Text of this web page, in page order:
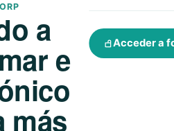
Acceder a
a
el
en
más